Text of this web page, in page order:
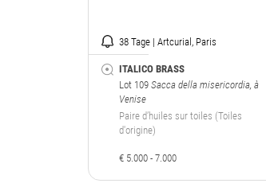
38 Tage | Artcurial, Paris
ITALICO BRASS
Lot 109 Sacca della misericordia, à
Venise
Paire d’huiles sur toiles (Toiles
d'origine)
€ 5.000 - 7.000